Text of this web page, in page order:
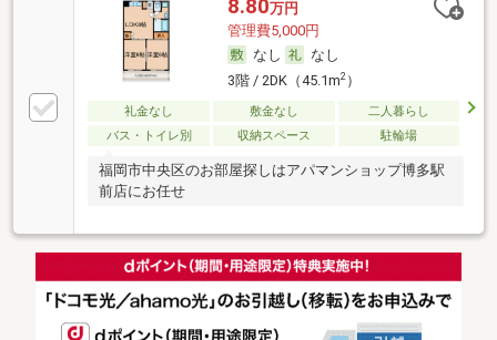
8.80万円
管理費5,000円
なし
なし
3階 / 2DK（45.1m2）
礼金なし 敷金なし
二人暮らし
バス・トイレ別
収納スペース 駐輪場
福岡市中央区のお部屋探しはアパマンショップ博多駅
前店にお任せ